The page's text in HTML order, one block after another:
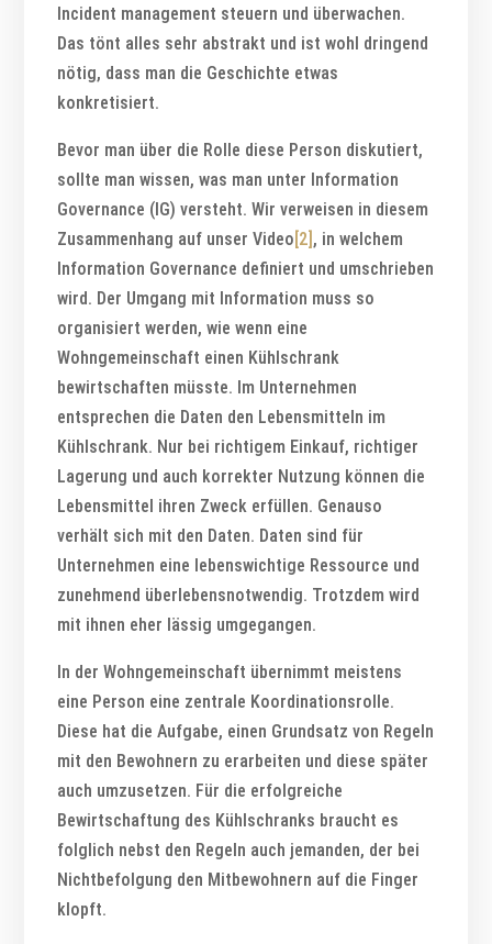
Incident management steuern und überwachen.
Das tönt alles sehr abstrakt und ist wohl dringend
nötig, dass man die Geschichte etwas
konkretisiert.
Bevor man über die Rolle diese Person diskutiert,
sollte man wissen, was man unter Information
Governance (IG) versteht. Wir verweisen in diesem
Zusammenhang auf unser Video [2] , in welchem
Information Governance definiert und umschrieben
wird. Der Umgang mit Information muss so
organisiert werden, wie wenn eine
Wohngemeinschaft einen Kühlschrank
bewirtschaften müsste. Im Unternehmen
entsprechen die Daten den Lebensmitteln im
Kühlschrank. Nur bei richtigem Einkauf, richtiger
Lagerung und auch korrekter Nutzung können die
Lebensmittel ihren Zweck erfüllen. Genauso
verhält sich mit den Daten. Daten sind für
Unternehmen eine lebenswichtige Ressource und
zunehmend überlebensnotwendig. Trotzdem wird
mit ihnen eher lässig umgegangen.
In der Wohngemeinschaft übernimmt meistens
eine Person eine zentrale Koordinationsrolle.
Diese hat die Aufgabe, einen Grundsatz von Regeln
mit den Bewohnern zu erarbeiten und diese später
auch umzusetzen. Für die erfolgreiche
Bewirtschaftung des Kühlschranks braucht es
folglich nebst den Regeln auch jemanden, der bei
Nichtbefolgung den Mitbewohnern auf die Finger
klopft.